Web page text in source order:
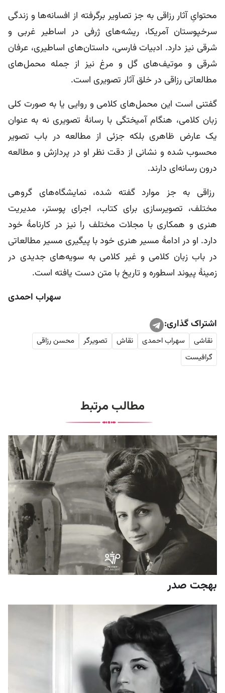
محتوایِ آثار رزاقی به جز تصاویر برگرفته از افسانه‌ها و زندگی
سرخپوستان آمریکا، ریشه‌های ژرفی در اساطیر غربی و
شرقی نیز دارد. ادبیات فارسی، داستان‌های اساطیری، عرفان
شرقی و موتیف‌های گل و مرغ نیز از جمله محمل‌های
مطالعاتی رزاقی در خلق آثار تصویری است.
گفتنی است این محمل‌های کلامی و روایی یا به صورت کلی
زبان کلامی، هنگام آمیختگی با رسانۀ تصویری نه به عنوان
یک عارض ظاهری بلکه جزئی از مطالعه در باب تصویر
محسوب شده و نشانی از دقت نظر او در پردازش و مطالعه
درون رسانه‌ای دارند.
رزاقی به جز موارد گفته شده، نمایشگاه‌های گروهی
مختلف، تصویرسازی برای کتاب، اجرای پوستر، مدیریت
هنری و همکاری با مجلات مختلف را نیز در کارنامۀ خود
دارد. او در ادامۀ مسیر هنری خود با پیگیری مسیر مطالعاتی
در باب زبان کلامی و غیر کلامی به سویه‌های جدیدی در
زمینۀ پیوند اسطوره و تاریخ با متن دست یافته است.
سهراب احمدی
اشتراک گذاری:
نقاشی سهراب احمدی نقاش تصویرگر
محسن رزاقی
گرافیست
مطالب مرتبط
بهجت صدر